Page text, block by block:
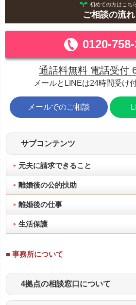
初めての方はこち
ご相談の流れ
0120-
通話料無料 電話受付
メールとLINEは24時間受け
メールでのご相談
サブコンテンツ
元夫に請求できること
離婚後の公的扶助
離婚後の仕事
生活保護
■ 事務所について
4拠点の相談窓口について